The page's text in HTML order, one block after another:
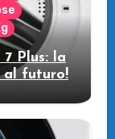
7 Plus: la
al futuro!